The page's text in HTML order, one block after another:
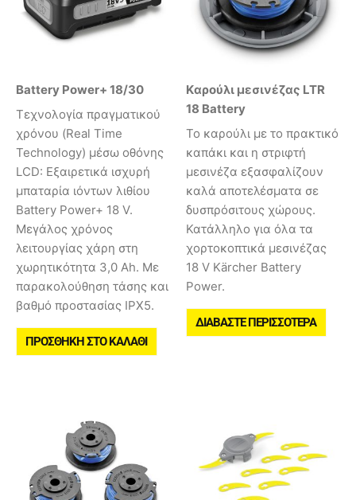
Battery Power+ 18/30
Τεχνολογία πραγματικού
χρόνου (Real Time
Technology) μέσω οθόνης
LCD: Εξαιρετικά ισχυρή
μπαταρία ιόντων λιθίου
Battery Power+ 18 V.
Μεγάλος χρόνος
λειτουργίας χάρη στη
χωρητικότητα 3,0 Ah. Με
παρακολούθηση τάσης και
βαθμό προστασίας IPX5.
ΠΡΟΣΘΉΚΗ ΣΤΟ ΚΑΛΆΘΙ
Kαρούλι μεσινέζας LTR
18 Battery
Το καρούλι με το πρακτικό
καπάκι και η στριφτή
μεσινέζα εξασφαλίζουν
καλά αποτελέσματα σε
δυσπρόσιτους χώρους.
Κατάλληλο για όλα τα
χορτοκοπτικά μεσινέζας
18 V Kärcher Battery
Power.
ΔΙΑΒΆΣΤΕ ΠΕΡΙΣΣΌΤΕΡΑ